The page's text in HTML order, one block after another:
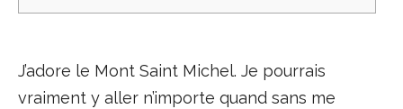
J’adore le Mont Saint Michel. Je pourrais
vraiment y aller n’importe quand sans me